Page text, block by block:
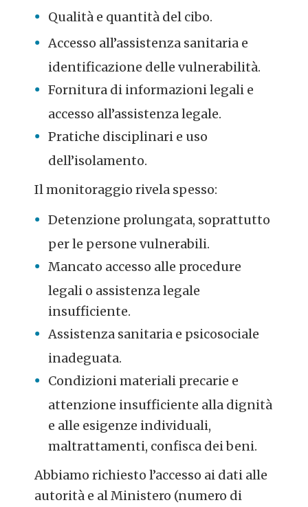
Qualità e quantità del cibo.
Accesso all’assistenza sanitaria e
identificazione delle vulnerabilità.
Fornitura di informazioni legali e
accesso all’assistenza legale.
Pratiche disciplinari e uso
dell’isolamento.
Il monitoraggio rivela spesso:
Detenzione prolungata, soprattutto
per le persone vulnerabili.
Mancato accesso alle procedure
legali o assistenza legale
insufficiente.
Assistenza sanitaria e psicosociale
inadeguata.
Condizioni materiali precarie e
attenzione insufficiente alla dignità
e alle esigenze individuali,
maltrattamenti, confisca dei beni.
Abbiamo richiesto l’accesso ai dati alle
autorità e al Ministero (numero di